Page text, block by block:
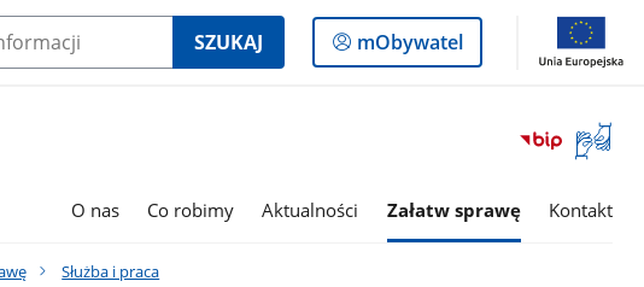
SZUKAJ
Logowanie
do
mObywatel
Otwórz
okno
O nas Co robimy Aktualności Załatw sprawę Kontakt
Służba i praca